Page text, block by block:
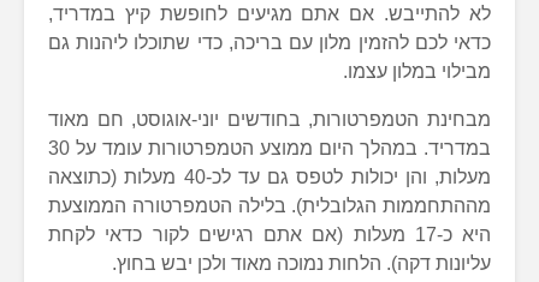
לא להתייבש. אם אתם מגיעים לחופשת קיץ במדריד,
כדאי לכם להזמין מלון עם בריכה, כדי שתוכלו ליהנות גם
מבילוי במלון עצמו.
מבחינת הטמפרטורות, בחודשים יוני-אוגוסט, חם מאוד
במדריד. במהלך היום ממוצע הטמפרטורות עומד על 30
מעלות, והן יכולות לטפס גם עד לכ-40 מעלות (כתוצאה
מההתחממות הגלובלית). בלילה הטמפרטורה הממוצעת
היא כ-17 מעלות (אם אתם רגישים לקור כדאי לקחת
עליונות דקה). הלחות נמוכה מאוד ולכן יבש בחוץ.